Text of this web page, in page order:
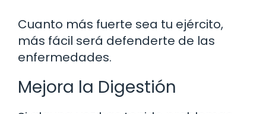
Cuanto más fuerte sea tu ejército,
más fácil será defenderte de las
enfermedades.
Mejora la Digestión